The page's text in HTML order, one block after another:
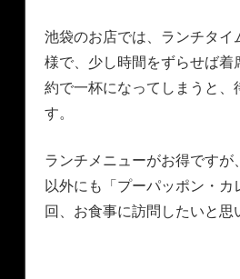
池袋のお店では、ランチタイ
様で、少し時間をずらせば着
約で一杯になってしまうと、
す。
ランチメニューがお得ですが
以外にも「プーパッポン・カ
回、お食事に訪問したいと思